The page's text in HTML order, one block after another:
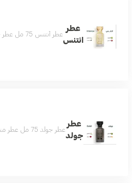
عطر
انتنس
عطر أنتنس 75 مل عطر جميل ولطيف وفواح جداً تكوين مميز من الياسمين والمسك والفانيلا ولمسات فاخرة من البرغموت والتوت البري عطر يملك قلبك حتماً عطر شتوي نهاري رائع بكل معنى مكونات العطر الياسمين البرغموت التوت البري الفانيلا
عطر
جولد
عطر جولد 75 مل عطر منعش فواح زهري جميل لكل وقت لطيف وهادىء وفواح يتميز بالثبات العالي مكونات العطر الياسمين الباتشولي الورد زهر البرتقال